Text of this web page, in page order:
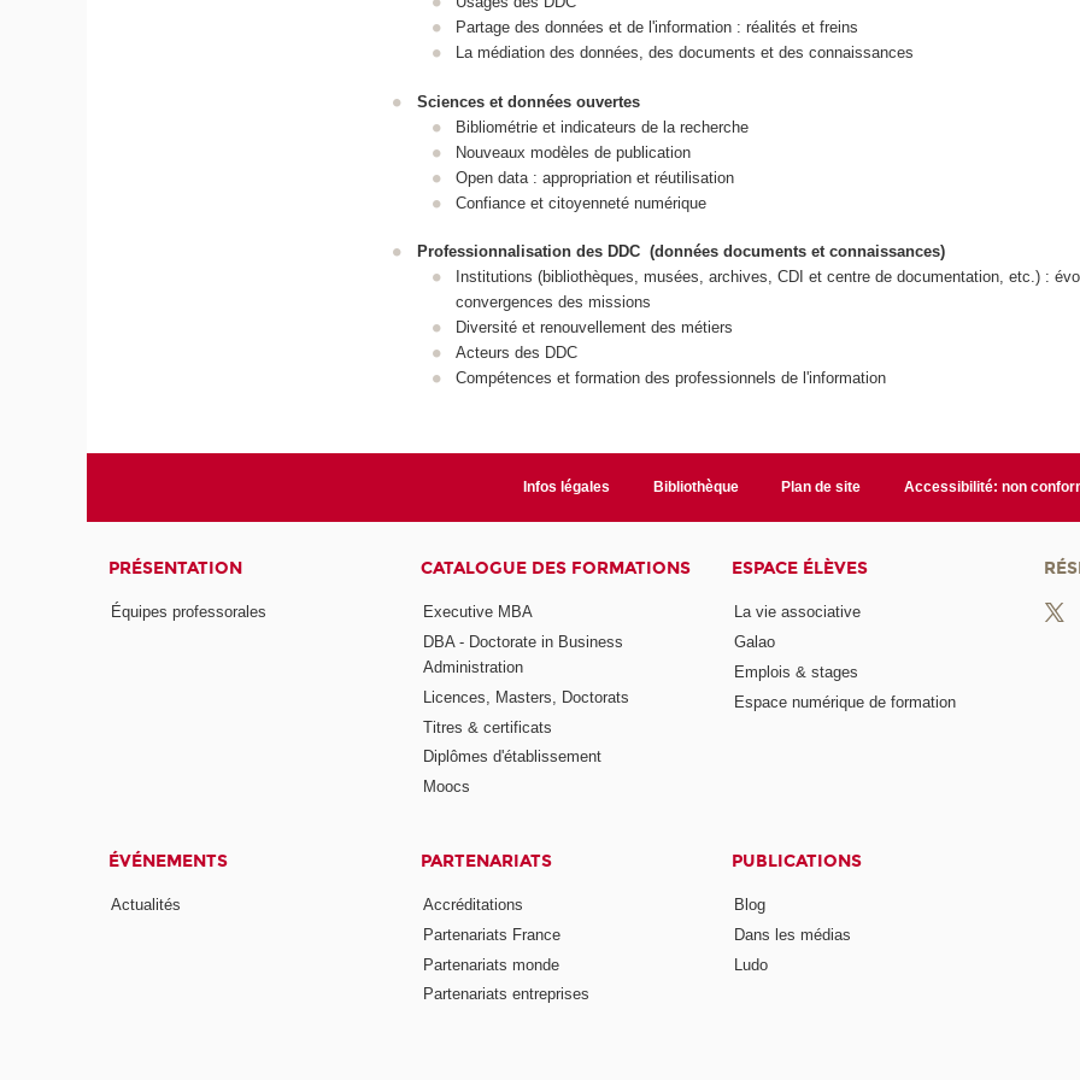
Partage des données et de l'information : réalités et freins
La médiation des données, des documents et des connaissances
Sciences et données ouvertes
Bibliométrie et indicateurs de la recherche
Nouveaux modèles de publication
Open data : appropriation et réutilisation
Confiance et citoyenneté numérique
Professionnalisation des DDC (données documents et connaissances)
Institutions (bibliothèques, musées, archives, CDI et centre de documentation, etc.) :
convergences des missions
Diversité et renouvellement des métiers
Acteurs des DDC
Compétences et formation des professionnels de l'information
Infos légales Bibliothèque Plan de site Accessibilité: non
PRÉSENTATION
Équipes professorales
CATALOGUE DES FORMATIONS
Executive MBA
DBA - Doctorate in Business
Administration
Licences, Masters, Doctorats
Titres & certificats
Diplômes d'établissement
Moocs
ESPACE ÉLÈVES
La vie associative
Galao
Emplois & stages
Espace numérique de formation
ÉVÉNEMENTS
Actualités
PARTENARIATS
Accréditations
Partenariats France
Partenariats monde
Partenariats entreprises
PUBLICATIONS
Blog
Dans les médias
Ludo